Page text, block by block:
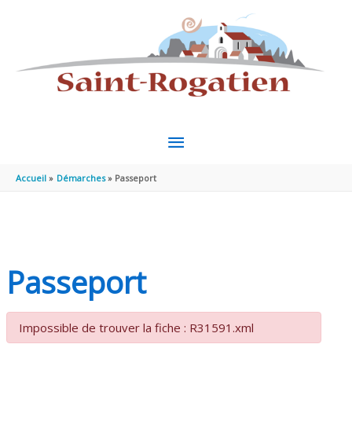
MENU
Accueil Démarches Passeport
Passeport
Impossible de trouver la fiche : R31591.xml